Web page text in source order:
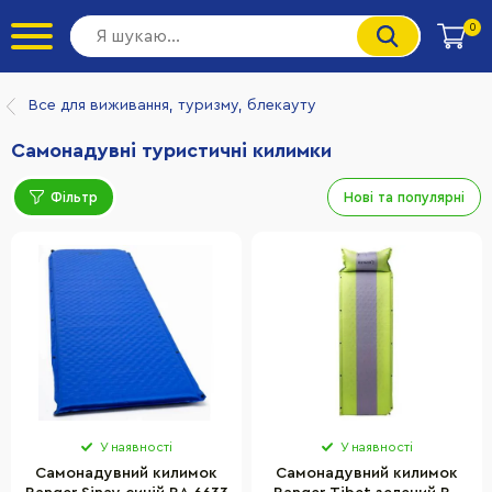
0
Все для виживання, туризму, блекауту
Самонадувні туристичні килимки
Фільтр Нові та популярні
У наявності
Самонадувний килимок
У наявності
Самонадувний килимок